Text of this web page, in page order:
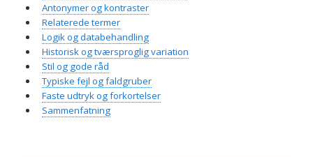
Antonymer og kontraster
Relaterede termer
Logik og databehandling
Historisk og tværsproglig variation
Stil og gode råd
Typiske fejl og faldgruber
Faste udtryk og forkortelser
Sammenfatning